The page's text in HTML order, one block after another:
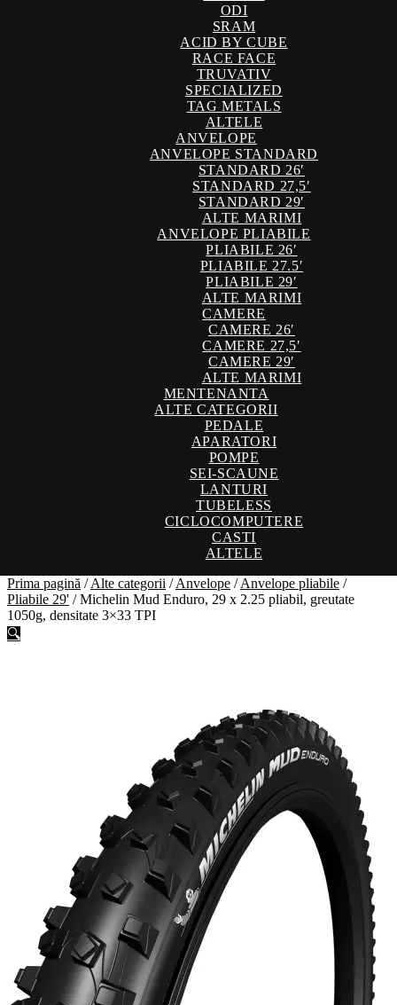
ODI
SRAM
ACID BY CUBE
RACE FACE
TRUVATIV
SPECIALIZED
TAG METALS
ALTELE
ANVELOPE
ANVELOPE STANDARD
STANDARD 26′
STANDARD 27,5′
STANDARD 29′
ALTE MARIMI
ANVELOPE PLIABILE
PLIABILE 26′
PLIABILE 27.5′
PLIABILE 29′
ALTE MARIMI
CAMERE
CAMERE 26′
CAMERE 27,5′
CAMERE 29′
ALTE MARIMI
MENTENANTA
ALTE CATEGORII
PEDALE
APARATORI
POMPE
SEI-SCAUNE
LANTURI
TUBELESS
CICLOCOMPUTERE
CASTI
ALTELE
Prima pagină /Alte categorii /Anvelope /Anvelope pliabile /
Pliabile 29' /Michelin Mud Enduro, 29 x 2.25 pliabil, greutate
1050g, densitate 3×33 TPI
🔍